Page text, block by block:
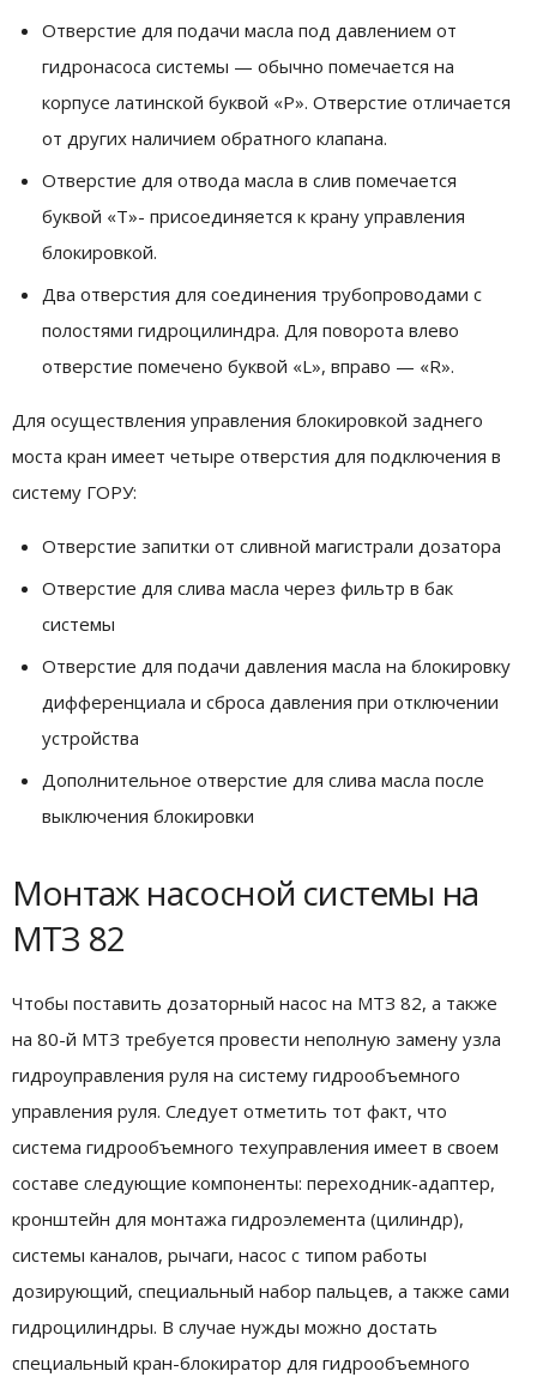
Отверстие для подачи масла под давлением от
гидронасоса системы — обычно помечается на
корпусе латинской буквой «Р». Отверстие отличается
от других наличием обратного клапана.
Отверстие для отвода масла в слив помечается
буквой «Т»- присоединяется к крану управления
блокировкой.
Два отверстия для соединения трубопроводами с
полостями гидроцилиндра. Для поворота влево
отверстие помечено буквой «L», вправо — «R».
Для осуществления управления блокировкой заднего
моста кран имеет четыре отверстия для подключения в
систему ГОРУ:
Отверстие запитки от сливной магистрали дозатора
Отверстие для слива масла через фильтр в бак
системы
Отверстие для подачи давления масла на блокировку
дифференциала и сброса давления при отключении
устройства
Дополнительное отверстие для слива масла после
выключения блокировки
Монтаж насосной системы на
МТЗ 82
Чтобы поставить дозаторный насос на МТЗ 82, а также
на 80-й МТЗ требуется провести неполную замену узла
гидроуправления руля на систему гидрообъемного
управления руля. Следует отметить тот факт, что
система гидрообъемного техуправления имеет в своем
составе следующие компоненты: переходник-адаптер,
кронштейн для монтажа гидроэлемента (цилиндр),
системы каналов, рычаги, насос с типом работы
дозирующий, специальный набор пальцев, а также сами
гидроцилиндры. В случае нужды можно достать
специальный кран-блокиратор для гидрообъемного